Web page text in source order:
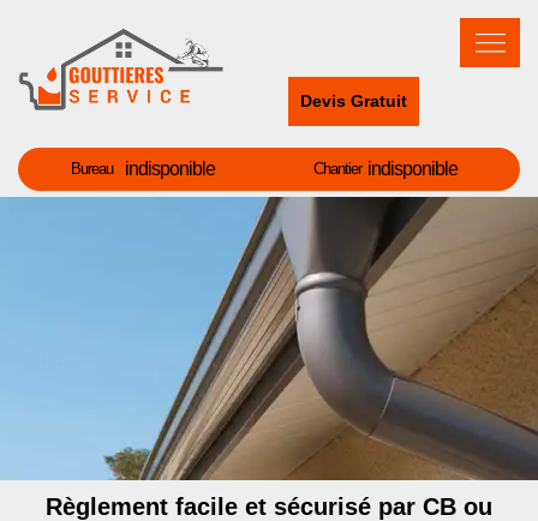
Devis Gratuit
Bureau indisponible Chantier indisponible
Règlement facile et sécurisé par CB ou